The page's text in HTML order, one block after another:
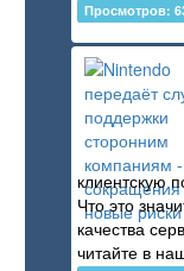
Просмотров:
клиентскую
Что это
качества
читайте в